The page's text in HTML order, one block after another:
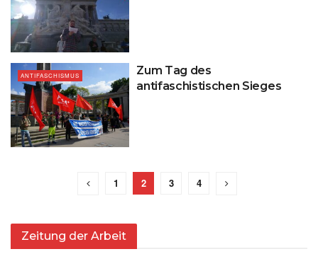
ANTIFASCHISMUS
Zum Tag des
antifaschistischen Sieges
1 2 3 4
Zeitung der Arbeit